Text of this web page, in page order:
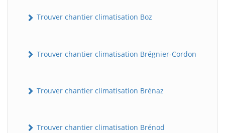
Trouver chantier climatisation Boz
Trouver chantier climatisation Brégnier-Cordon
Trouver chantier climatisation Brénaz
Trouver chantier climatisation Brénod